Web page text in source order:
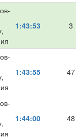
1:43:53 3
1:43:55 47
1:44:00 48